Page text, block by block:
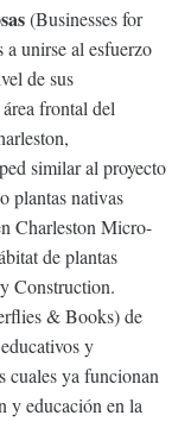
(Businesses for
a unirse al esfuerzo
de sus
frontal del
similar al proyecto
plantas nativas
Charleston Micro-
de plantas
Construction.
& Books) de
y
cuales ya funcionan
y educación en la